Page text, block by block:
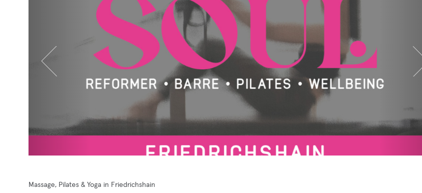
Massage, Pilates & Yoga in Friedrichshain